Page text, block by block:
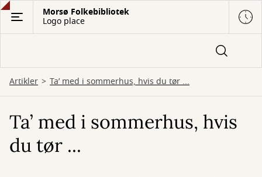
Gå
hovedindhold
Morsø Folkebibliotek
Logo place
Artikler Ta’ med i sommerhus, hvis du tør ...
Ta’ med i sommerhus, hvis
du tør ...